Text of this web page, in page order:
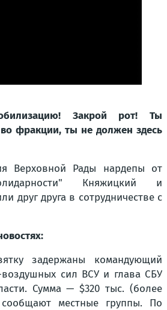
Закрой рот! Ты
фракции, ты не должен здесь
Верховной Рады нардепы от
Княжицкий и
друг друга в сотрудничестве с
задержаны командующий
сил ВСУ и глава СБУ
Сумма — $320 тыс. (более
местные группы. По